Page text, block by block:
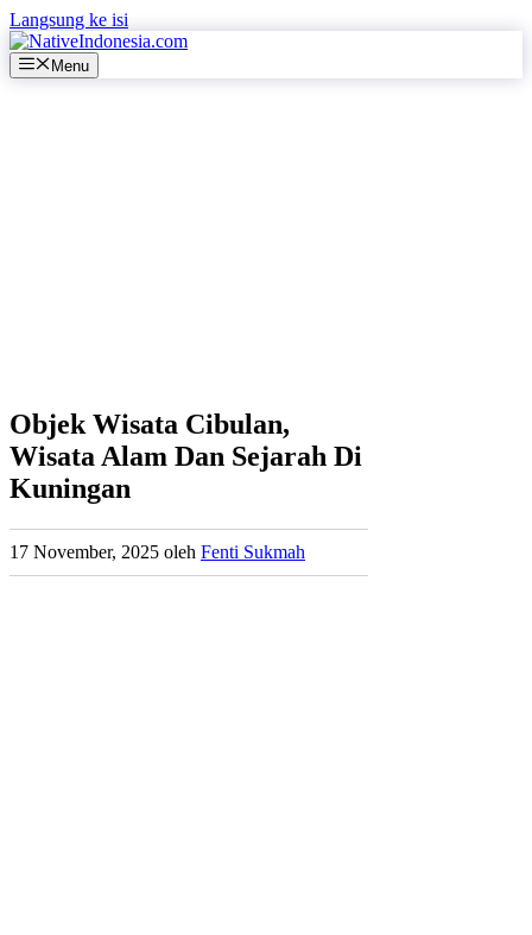
Langsung ke isi
Menu
Objek Wisata Cibulan,
Wisata Alam Dan Sejarah Di
Kuningan
17 November, 2025 oleh Fenti Sukmah